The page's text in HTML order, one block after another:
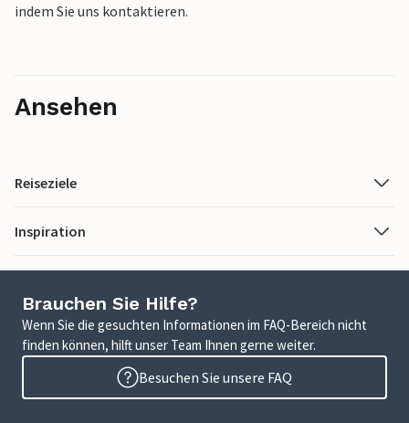
indem Sie uns kontaktieren.
Ansehen
Reiseziele
Inspiration
Brauchen Sie Hilfe?
Wenn Sie die gesuchten Informationen im FAQ-Bereich nicht
finden können, hilft unser Team Ihnen gerne weiter.
Besuchen Sie unsere FAQ